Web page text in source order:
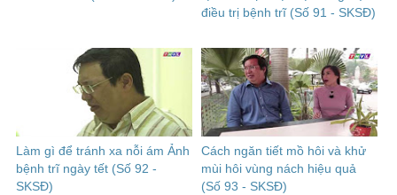
điều trị bệnh trĩ (Số 91 - SKSĐ)
Làm gì để tránh xa nỗi ám Ảnh
bệnh trĩ ngày tết (Số 92 -
SKSĐ)
Cách ngăn tiết mồ hôi và khử
mùi hôi vùng nách hiệu quả
(Số 93 - SKSĐ)